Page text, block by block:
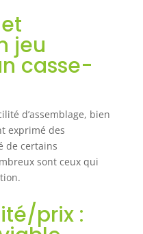
pour votre
qui
les
dans leur bac
jeu
casse-
d’assemblage, bien
exprimé des
de certains
sont ceux qui
prix :